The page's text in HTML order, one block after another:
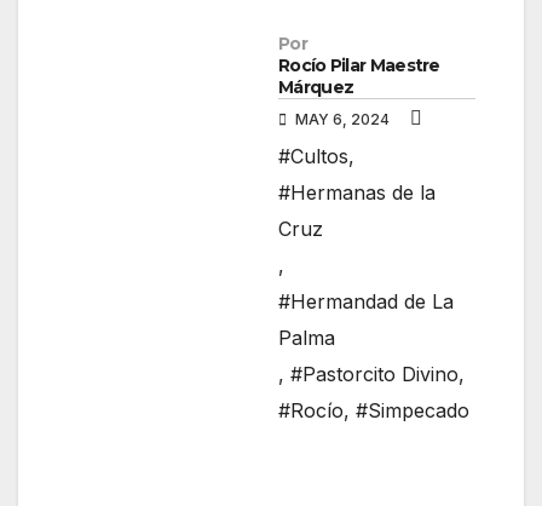
Por
Rocío Pilar Maestre
Márquez
MAY 6, 2024
#Cultos,
#Hermanas de la
Cruz
,
#Hermandad de La
Palma
, #Pastorcito Divino,
#Rocío, #Simpecado